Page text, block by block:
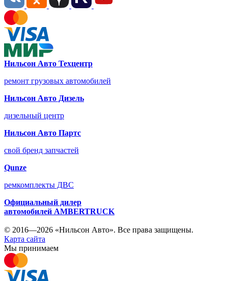
Нильсон Авто Техцентр
ремонт грузовых автомобилей
Нильсон Авто Дизель
дизельный центр
Нильсон Авто Партс
свой бренд запчастей
Qunze
ремкомплекты ДВС
Официальный дилер
автомобилей AMBERTRUCK
© 2016—2026 «Нильсон Авто». Все права защищены.
Карта сайта
Мы принимаем